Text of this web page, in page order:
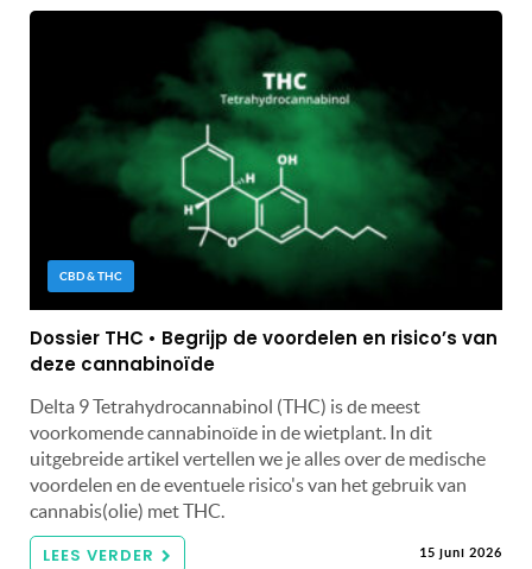
CBD & THC
Dossier THC • Begrijp de voordelen en risico’s van
deze cannabinoïde
Delta 9 Tetrahydrocannabinol (THC) is de meest
voorkomende cannabinoïde in de wietplant. In dit
uitgebreide artikel vertellen we je alles over de medische
voordelen en de eventuele risico's van het gebruik van
cannabis(olie) met THC.
LEES VERDER 15 juni 2026